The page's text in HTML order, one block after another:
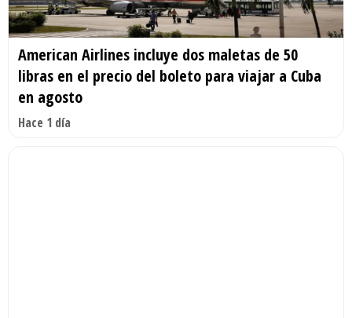
American Airlines incluye dos maletas de 50
libras en el precio del boleto para viajar a Cuba
en agosto
Hace 1 día